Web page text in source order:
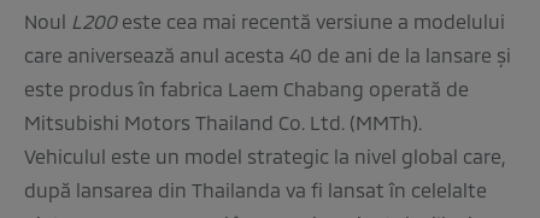
Noul L200este cea mai recentă versiune a modelului
care aniversează anul acesta 40 de ani de la lansare şi
este produs în fabrica Laem Chabang operată de
Mitsubishi Motors Thailand Co. Ltd. (MMTh).
Vehiculul este un model strategic la nivel global care,
după lansarea din Thailanda va fi lansat în celelalte